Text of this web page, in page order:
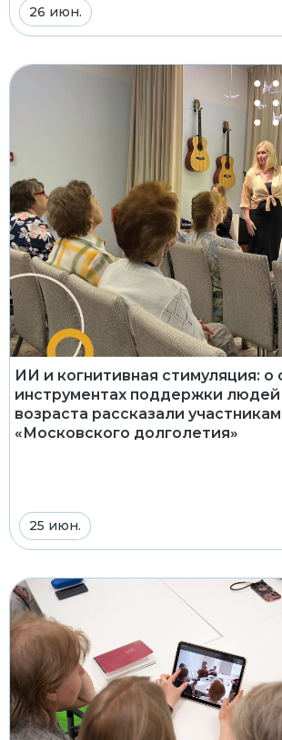
26 июн.
ИИ и когнитивная стимуляция: о
инструментах поддержки
возраста рассказали участникам
«Московского долголетия»
25 июн.